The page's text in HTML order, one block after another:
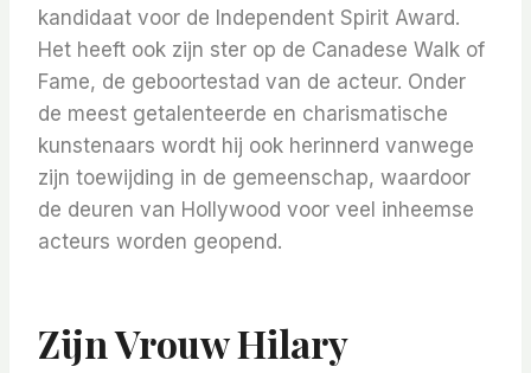
kandidaat voor de Independent Spirit Award.
Het heeft ook zijn ster op de Canadese Walk of
Fame, de geboortestad van de acteur. Onder
de meest getalenteerde en charismatische
kunstenaars wordt hij ook herinnerd vanwege
zijn toewijding in de gemeenschap, waardoor
de deuren van Hollywood voor veel inheemse
acteurs worden geopend.
Zijn Vrouw Hilary